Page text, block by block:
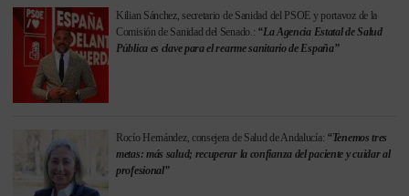
Kilian Sánchez, secretario de Sanidad del PSOE y portavoz de la
Comisión de Sanidad del Senado.: “La Agencia Estatal de Salud
Pública es clave para el rearme sanitario de España”
Rocío Hernández, consejera de Salud de Andalucía: “Tenemos tres
metas: más salud; recuperar la confianza del paciente y cuidar al
profesional”